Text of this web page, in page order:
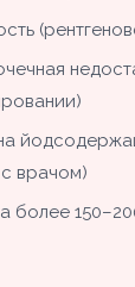
врачом)
более